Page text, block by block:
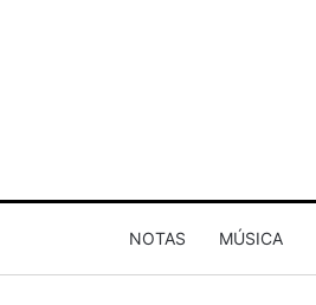
NOTAS MÚSICA